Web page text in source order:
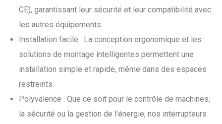
CE), garantissant leur sécurité et leur compatibilité avec
les autres équipements.
Installation facile : La conception ergonomique et les
solutions de montage intelligentes permettent une
installation simple et rapide, même dans des espaces
restreints.
Polyvalence : Que ce soit pour le contrôle de machines,
la sécurité ou la gestion de l'énergie, nos interrupteurs